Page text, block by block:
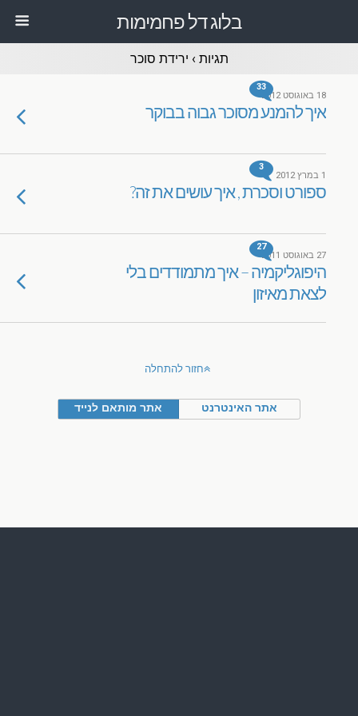
בלוג דל פחמימות
תגיות › ירידת סוכר
33
18 באוגוסט 2012
איך להמנע מסוכר גבוה בבוקר
3
1 במרץ 2012
ספורט וסכרת , איך עושים את זה?
27
27 באוגוסט 2011
היפוגליקמיה – איך מתמודדים בלי
לצאת מאיזון
חזור להתחלה
אתר מותאם לנייד אתר האינטרנט